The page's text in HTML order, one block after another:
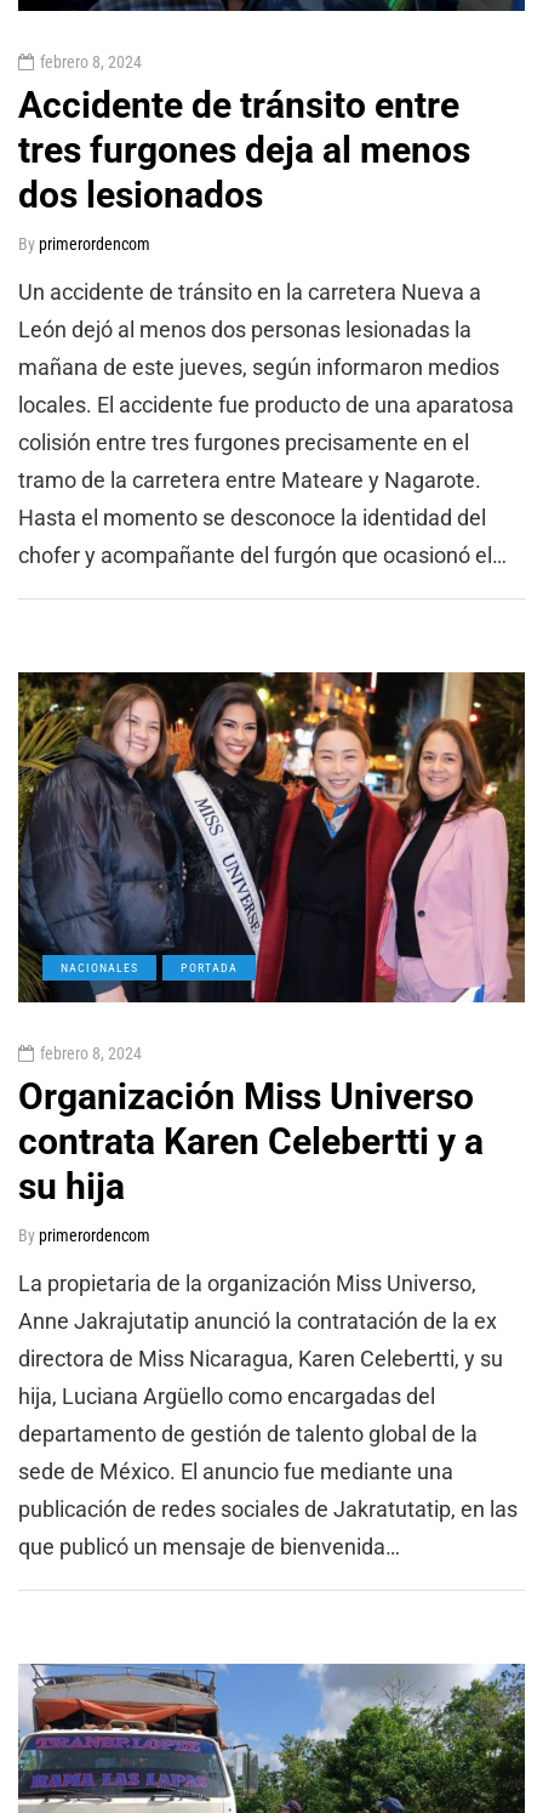
febrero 8, 2024
Accidente de tránsito entre
tres furgones deja al menos
dos lesionados
Byprimerordencom
Un accidente de tránsito en la carretera Nueva a
León dejó al menos dos personas lesionadas la
mañana de este jueves, según informaron medios
locales. El accidente fue producto de una aparatosa
colisión entre tres furgones precisamente en el
tramo de la carretera entre Mateare y Nagarote.
Hasta el momento se desconoce la identidad del
chofer y acompañante del furgón que ocasionó el…
NACIONALES PORTADA
febrero 8, 2024
Organización Miss Universo
contrata Karen Celebertti y a
su hija
Byprimerordencom
La propietaria de la organización Miss Universo,
Anne Jakrajutatip anunció la contratación de la ex
directora de Miss Nicaragua, Karen Celebertti, y su
hija, Luciana Argüello como encargadas del
departamento de gestión de talento global de la
sede de México. El anuncio fue mediante una
publicación de redes sociales de Jakratutatip, en las
que publicó un mensaje de bienvenida…